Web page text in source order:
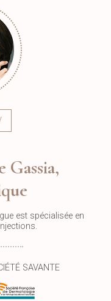
est spécialisée en
SAVANTE